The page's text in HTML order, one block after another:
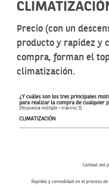
Precio (con un
producto y rapidez y
compra, forman el
climatización.